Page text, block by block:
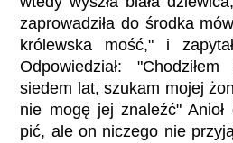
zaprowadziła do środka
królewska mość," i
Odpowiedział:
siedem lat, szukam mojej
nie mogę jej znaleźć"
pić, ale on niczego nie